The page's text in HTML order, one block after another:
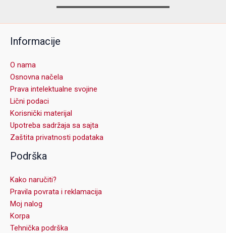
Informacije
O nama
Osnovna načela
Prava intelektualne svojine
Lični podaci
Korisnički materijal
Upotreba sadržaja sa sajta
Zaštita privatnosti podataka
Podrška
Kako naručiti?
Pravila povrata i reklamacija
Moj nalog
Korpa
Tehnička podrška